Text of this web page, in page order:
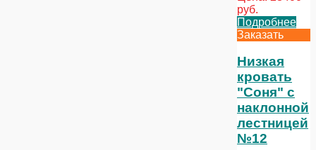
руб.
Подробнее
Заказать
Низкая
кровать
"Соня" с
наклонной
лестницей
№12